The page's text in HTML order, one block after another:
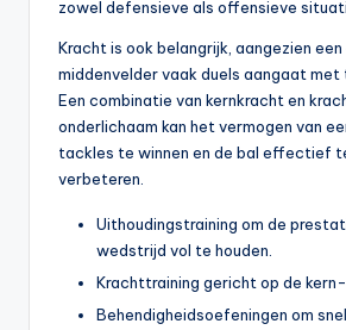
zowel defensieve als offensieve
Kracht is ook belangrijk, aangezien
middenvelder vaak duels aangaat met
Een combinatie van kernkracht en
onderlichaam kan het vermogen van
tackles te winnen en de bal effectief
verbeteren.
Uithoudingstraining om de
wedstrijd vol te houden.
Krachttraining gericht op de kern-
Behendigheidsoefeningen om